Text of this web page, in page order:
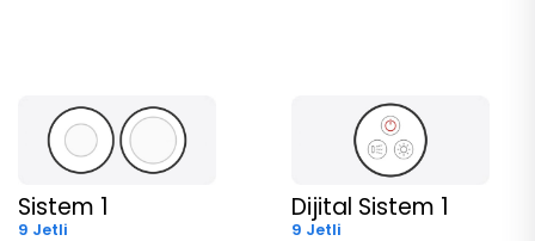
Sistem 1
9 Jetli
Dijital Sistem 1
9 Jetli